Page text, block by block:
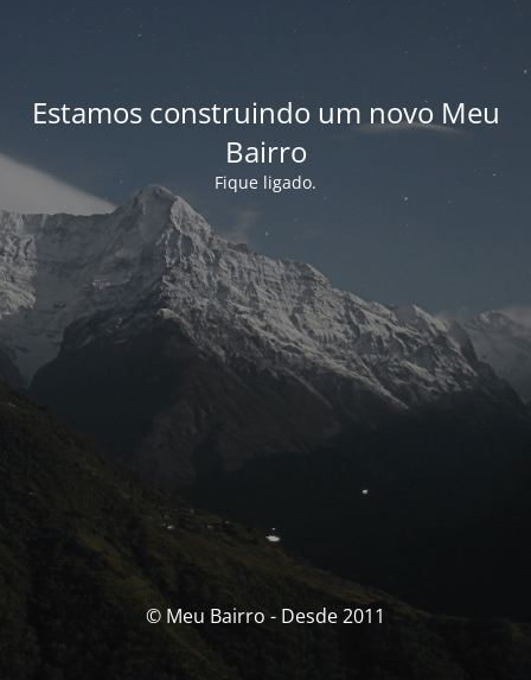
Estamos construindo um novo Meu
Bairro
Fique ligado.
© Meu Bairro - Desde 2011